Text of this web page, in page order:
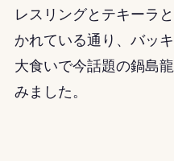
レスリングとテキーラ
かれている通り、バッ
大食いで今話題の鍋島
みました。